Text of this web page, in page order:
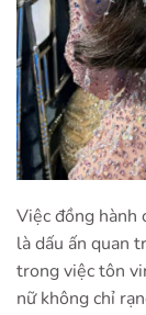
Việc đồng hành
là dấu ấn quan
trong việc tôn
nữ không chỉ